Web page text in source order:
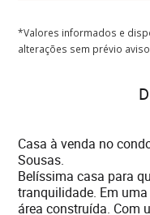
*Valores informados e
alterações sem prévio aviso
Casa à venda no
Sousas.
Belíssima casa para
tranquilidade. Em
área construída. Com